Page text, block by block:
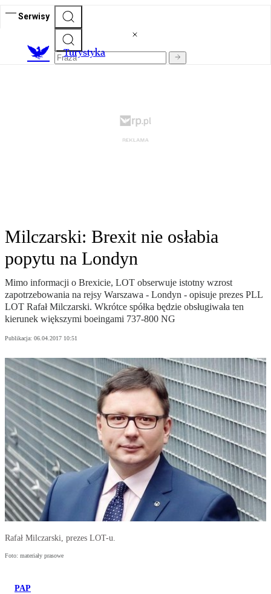
Serwisy
Turystyka
Milczarski: Brexit nie osłabia
popytu na Londyn
Mimo informacji o Brexicie, LOT obserwuje istotny wzrost
zapotrzebowania na rejsy Warszawa - Londyn - opisuje prezes PLL
LOT Rafał Milczarski. Wkrótce spółka będzie obsługiwała ten
kierunek większymi boeingami 737-800 NG
Publikacja: 06.04.2017 10:51
Rafał Milczarski, prezes LOT-u.
Foto: materiały prasowe
PAP